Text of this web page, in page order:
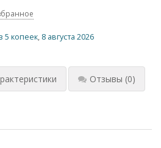
5 копеек, 8 августа 2026
Отзывы (0)